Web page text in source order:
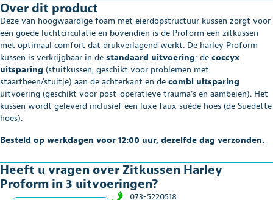
in
3
uitvoeringen
aantal
Over dit product
Deze van hoogwaardige foam met eierdopstructuur kussen zorgt voor
een goede luchtcirculatie en bovendien is de Proform een zitkussen
met optimaal comfort dat drukverlagend werkt. De harley Proform
kussen is verkrijgbaar in de standaard uitvoering; de coccyx
uitsparing (stuitkussen, geschikt voor problemen met
staartbeen/stuitje) aan de achterkant en de combi uitsparing
uitvoering (geschikt voor post-operatieve trauma’s en aambeien). Het
kussen wordt geleverd inclusief een luxe faux suéde hoes (de Suedette
hoes).
Besteld op werkdagen voor 12:00 uur, dezelfde dag verzonden.
Heeft u vragen over Zitkussen Harley
Proform in 3 uitvoeringen?
073-5220518